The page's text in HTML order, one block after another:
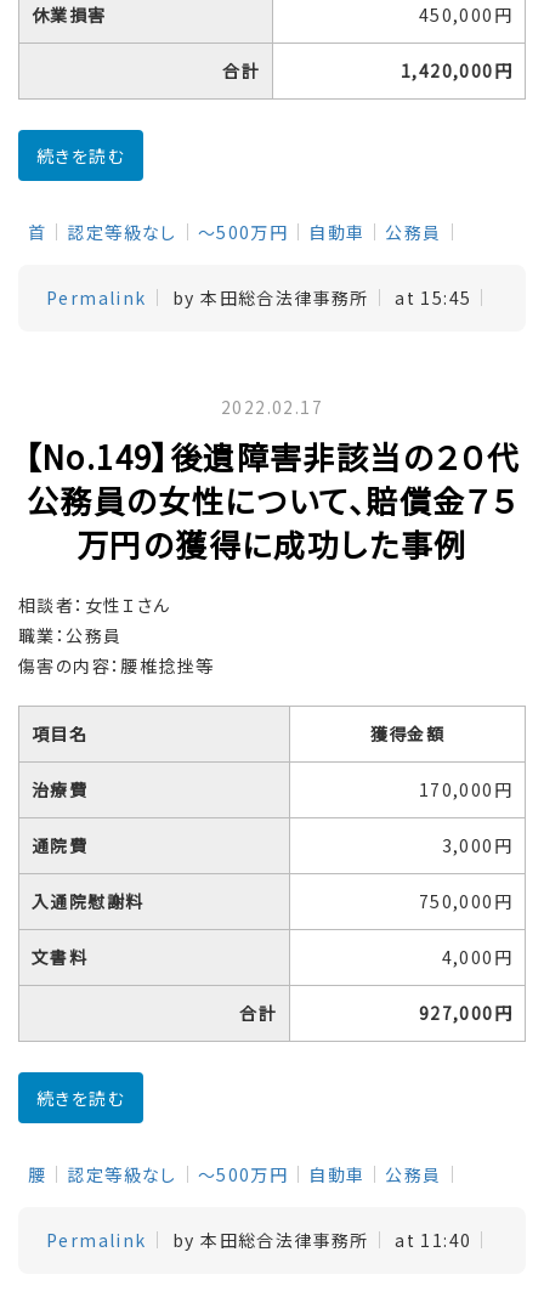
休業損害 450,000円
合計 1,420,000円
続きを読む
首 認定等級なし ～500万円 自動車 公務員
Permalink by 本田総合法律事務所 at 15:45
2022.02.17
【No.149】後遺障害非該当の２０代
公務員の女性について、賠償金７５
万円の獲得に成功した事例
相談者：女性Ｉさん
職業：公務員
傷害の内容：腰椎捻挫等
項目名 獲得金額
治療費 170,000円
通院費 3,000円
入通院慰謝料 750,000円
文書料 4,000円
合計 927,000円
続きを読む
腰 認定等級なし ～500万円 自動車 公務員
Permalink by 本田総合法律事務所 at 11:40